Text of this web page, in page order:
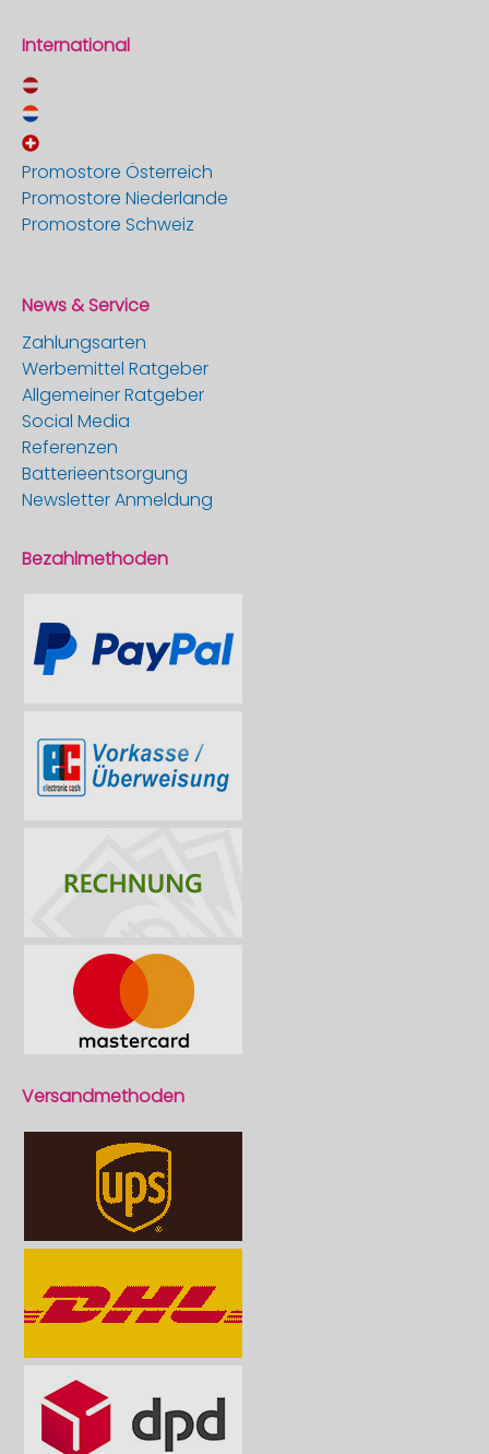
International
Promostore Österreich
Promostore Niederlande
Promostore Schweiz
News & Service
Zahlungsarten
Werbemittel Ratgeber
Allgemeiner Ratgeber
Social Media
Referenzen
Batterieentsorgung
Newsletter Anmeldung
Bezahlmethoden
Versandmethoden